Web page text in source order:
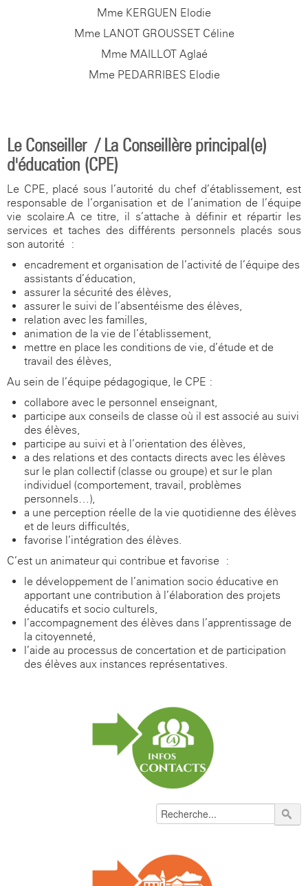
Mme KERGUEN Elodie
Mme LANOT GROUSSET Céline
Mme MAILLOT Aglaé
Mme PEDARRIBES Elodie
Le Conseiller / La Conseillère principal(e)
d'éducation (CPE)
Le CPE, placé sous l’autorité du chef d’établissement, est
responsable de l’organisation et de l’animation de l’équipe
vie scolaire.A ce titre, il s’attache à définir et répartir les
services et taches des différents personnels placés sous
son autorité :
encadrement et organisation de l’activité de l’équipe des
assistants d’éducation,
assurer la sécurité des élèves,
assurer le suivi de l’absentéisme des élèves,
relation avec les familles,
animation de la vie de l’établissement,
mettre en place les conditions de vie, d’étude et de
travail des élèves,
Au sein de l’équipe pédagogique, le CPE :
collabore avec le personnel enseignant,
participe aux conseils de classe où il est associé au suivi
des élèves,
participe au suivi et à l’orientation des élèves,
a des relations et des contacts directs avec les élèves
sur le plan collectif (classe ou groupe) et sur le plan
individuel (comportement, travail, problèmes
personnels…),
a une perception réelle de la vie quotidienne des élèves
et de leurs difficultés,
favorise l’intégration des élèves.
C’est un animateur qui contribue et favorise :
le développement de l’animation socio-éducative en
apportant une contribution à l’élaboration des projets
éducatifs et socio culturels,
l’accompagnement des élèves dans l’apprentissage de
la citoyenneté,
l’aide au processus de concertation et de participation
des élèves aux instances représentatives.